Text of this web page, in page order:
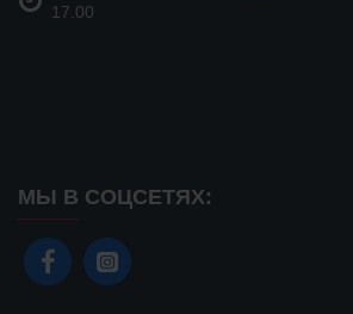
17.00
МЫ В СОЦСЕТЯХ: